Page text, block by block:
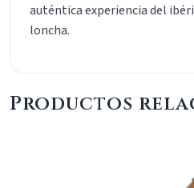
auténtica experiencia del
loncha.
Productos